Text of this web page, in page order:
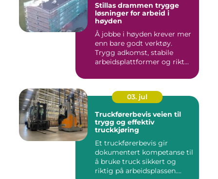
Stillas drammen trygge
løsninger for arbeid i
høyden
Å jobbe i høyden krever mer
enn bare godt verktøy.
Trygg adkomst, stabile
arbeidsplattformer og rikt...
03. jul
Truckførerbevis veien til
trygg og effektiv
truckkjøring
Et truckførerbevis gir
dokumentert kompetanse til
å bruke truck sikkert og
riktig på arbeidsplassen....